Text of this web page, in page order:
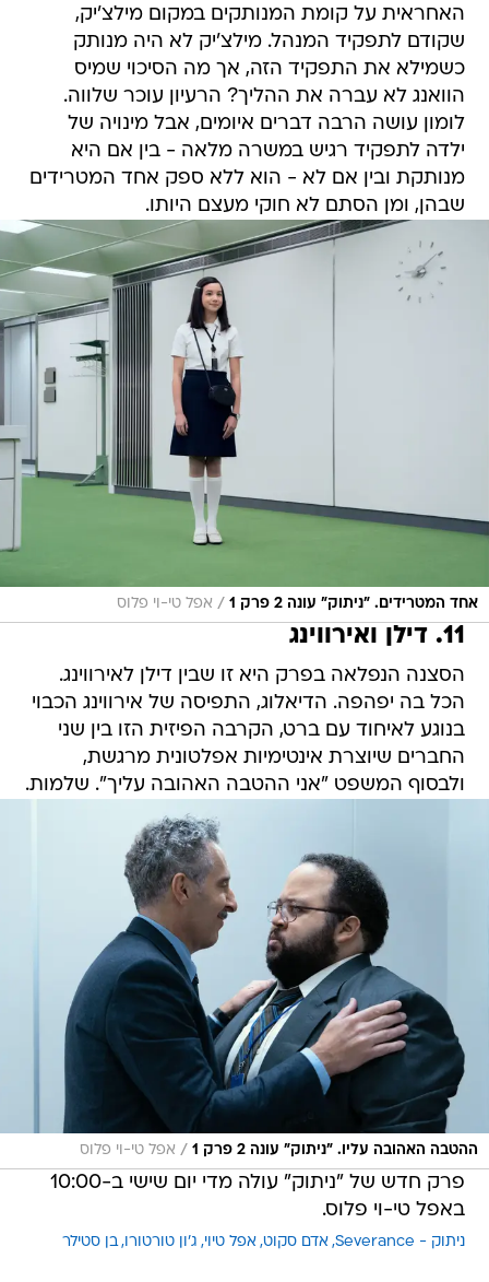
האחראית על קומת המנותקים במקום מילצ'יק,
שקודם לתפקיד המנהל. מילצ'יק לא היה מנותק
כשמילא את התפקיד הזה, אך מה הסיכוי שמיס
הוואנג לא עברה את ההליך? הרעיון עוכר שלווה.
לומון עושה הרבה דברים איומים, אבל מינויה של
ילדה לתפקיד רגיש במשרה מלאה - בין אם היא
מנותקת ובין אם לא - הוא ללא ספק אחד המטרידים
שבהן, ומן הסתם לא חוקי מעצם היותו.
אחד המטרידים. "ניתוק" עונה 2 פרק 1 / אפל טי-וי פלוס
11. דילן ואירווינג
הסצנה הנפלאה בפרק היא זו שבין דילן לאירווינג.
הכל בה יפהפה. הדיאלוג, התפיסה של אירווינג הכבוי
בנוגע לאיחוד עם ברט, הקרבה הפיזית הזו בין שני
החברים שיוצרת אינטימיות אפלטונית מרגשת,
ולבסוף המשפט "אני ההטבה האהובה עליך". שלמות.
ההטבה האהובה עליו. "ניתוק" עונה 2 פרק 1 / אפל טי-וי פלוס
פרק חדש של "ניתוק" עולה מדי יום שישי ב-10:00
באפל טי-וי פלוס.
ניתוק - Severance אדם סקוט אפל טיוי ג'ון טורטורו בן סטילר